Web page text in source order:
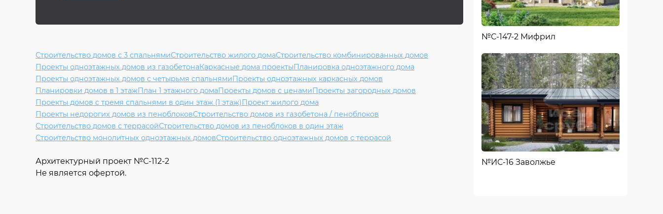
Строительство домов с 3 спальнямиСтроительство жилого домаСтроительство комбинированных домов
Проекты одноэтажных домов из газобетонаКаркасные дома проектыПланировка одноэтажного дома
Проекты одноэтажных домов с четырьмя спальнямиПроекты одноэтажных каркасных домов
Планировки домов в 1 этажПлан 1 этажного домаПроекты домов с ценамиПроекты загородных домов
Проекты домов с тремя спальнями в один этаж (1 этаж)Проект жилого дома
Проекты недорогих домов из пеноблоковСтроительство домов из газобетона / пеноблоков
Строительство домов с террасойСтроительство домов из пеноблоков в один этаж
Строительство монолитных одноэтажных домовСтроительство одноэтажных домов с террасой
Архитектурный проект №С-112-2
Не является офертой.
№С-147-2 Мифрил
№ИС-16 Заволжье